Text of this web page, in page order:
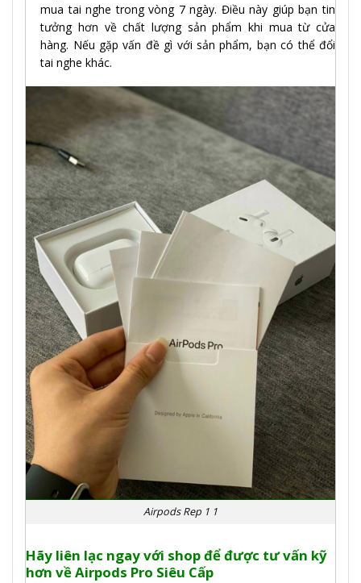
mua tai nghe trong vòng 7 ngày. Điều này giúp bạn tin
tưởng hơn về chất lượng sản phẩm khi mua từ cửa
hàng. Nếu gặp vấn đề gì với sản phẩm, bạn có thể đổi
tai nghe khác.
Airpods Rep 1 1
Hãy liên lạc ngay với shop để được tư vấn kỹ
hơn về Airpods Pro Siêu Cấp